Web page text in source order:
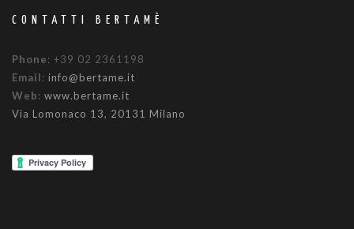
CONTATTI BERTAMÈ
Phone: +39 02 2361198
Email: info@bertame.it
Web: www.bertame.it
Via Lomonaco 13, 20131 Milano